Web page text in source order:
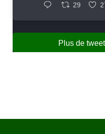
29
Plus de